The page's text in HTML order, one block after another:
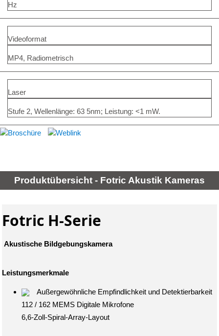
Hz
Videoformat
MP4, Radiometrisch
Laser
Stufe 2, Wellenlänge: 63 5nm; Leistung: <1 mW.
Produktübersicht - Fotric Akustik Kameras
Fotric H-Serie
Akustische Bildgebungskamera
Leistungsmerkmale
Außergewöhnliche Empfindlichkeit und Detektierbarkeit
112 / 162 MEMS Digitale Mikrofone
6,6-Zoll-Spiral-Array-Layout